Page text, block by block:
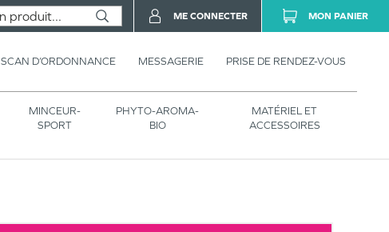
SCAN D’ORDONNANCE MESSAGERIE PRISE DE RENDEZ-VOUS
MINCEUR-
SPORT
PHYTO-AROMA-
BIO
MATÉRIEL ET
ACCESSOIRES
ME CONNECTER MON PANIER